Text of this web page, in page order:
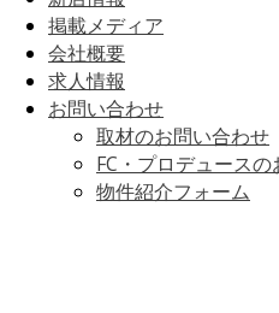
掲載メディア
会社概要
求人情報
お問い合わせ
取材のお問い合わせ
FC・プロデュース
物件紹介フォーム